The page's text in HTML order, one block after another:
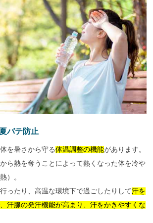
バテ防止
を暑さから守る体温調整の機能があります。
ら熱を奪うことによって熱くなった体を冷や
）。
ったり、高温な環境下で過ごしたりして汗を
汗腺の発汗機能が高まり、汗をかきやすくな